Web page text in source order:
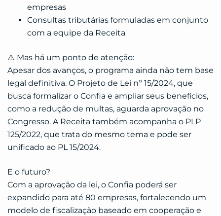
empresas
Consultas tributárias formuladas em conjunto
com a equipe da Receita
⚠️ Mas há um ponto de atenção:
Apesar dos avanços, o programa ainda não tem base
legal definitiva. O Projeto de Lei nº 15/2024, que
busca formalizar o Confia e ampliar seus benefícios,
como a redução de multas, aguarda aprovação no
Congresso. A Receita também acompanha o PLP
125/2022, que trata do mesmo tema e pode ser
unificado ao PL 15/2024.
E o futuro?
Com a aprovação da lei, o Confia poderá ser
expandido para até 80 empresas, fortalecendo um
modelo de fiscalização baseado em cooperação e